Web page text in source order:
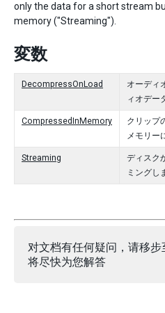
only the data for a short stream
memory ("Streaming").
変数
DecompressOnLoad
オーディ
ィオデー
CompressedInMemory
クリップ
メモリー
Streaming
ディスク
ミングし
对文档有任何疑问，请移步
将尽快为您解答